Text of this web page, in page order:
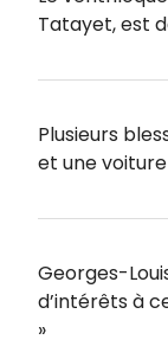
Tatayet, est
Plusieurs
et une voiture
Georges-
d’intérêts à
»